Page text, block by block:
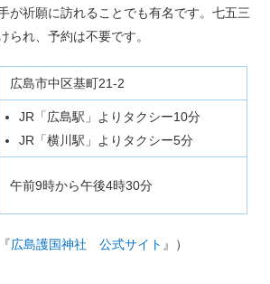
が祈願に訪れることでも有名です。七五三
られ、予約は不要です。
広島市中区基町21-2
JR「広島駅」よりタクシー10分
JR「横川駅」よりタクシー5分
午前9時から午後4時30分
広島護国神社 公式サイト 』）